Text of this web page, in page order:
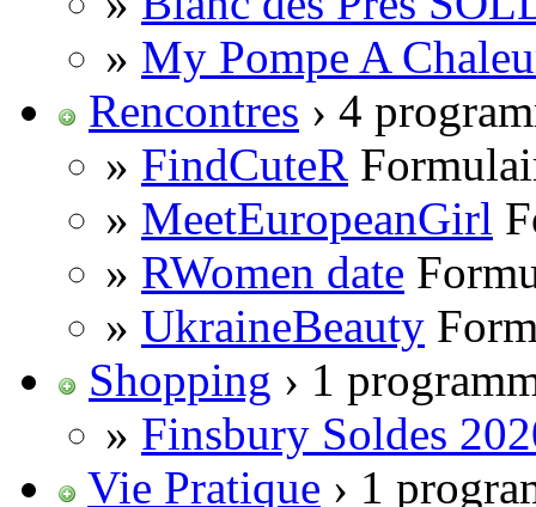
» My Pompe A
Rencontres › 4
» FindCuteR
» MeetEuropeanGirl
» RWomen date
» UkraineBeauty
Shopping › 1
» Finsbury Soldes
Vie Pratique › 1